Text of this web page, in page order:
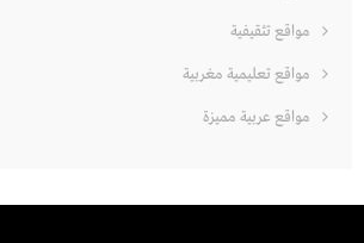
مواقع تثقيفية
مواقع تعليمية مغربية
مواقع عربية مميزة